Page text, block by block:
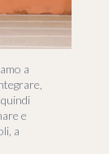
a
e
a